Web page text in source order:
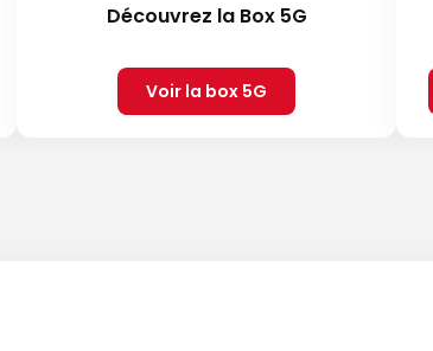
Découvrez la Box 5G
Voir la box 5G